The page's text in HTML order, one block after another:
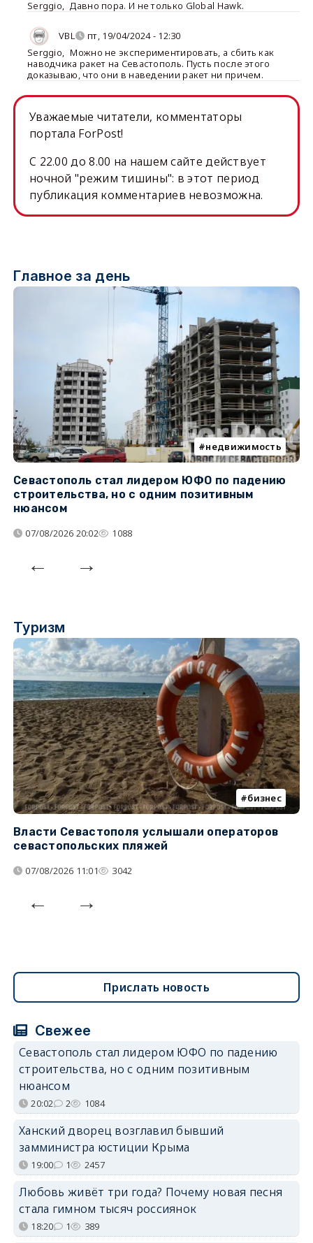
Serggio, Давно пора. И не только Global Hawk.
VBL
пт, 19/04/2024 - 12:30
Serggio, Можно не экспериментировать, а сбить как
наводчика ракет на Севастополь. Пусть после этого
доказываю, что они в наведении ракет ни причем.
Уважаемые читатели, комментаторы
портала ForPost!
C 22.00 до 8.00 на нашем сайте действует
ночной "режим тишины": в этот период
публикация комментариев невозможна.
Главное за день
недвижимость
Севастополь стал лидером ЮФО по падению
строительства, но с одним позитивным
нюансом
07/08/2026 20:02 1088
Туризм
бизнес
Власти Севастополя услышали операторов
севастопольских пляжей
07/08/2026 11:01 3042
Прислать новость
Свежее
Севастополь стал лидером ЮФО по падению
строительства, но с одним позитивным
нюансом
20:02 2 1084
Ханский дворец возглавил бывший
замминистра юстиции Крыма
19:00 1 2457
Любовь живёт три года? Почему новая песня
стала гимном тысяч россиянок
18:20 1 389